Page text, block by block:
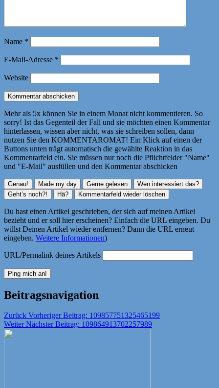
Name *
E-Mail-Adresse *
Website
Mehr als 5x können Sie in einem Monat nicht kommentieren. So
sorry! Ist das Gegenteil der Fall und sie möchten einen Kommentar
hinterlassen, wissen aber nicht, was sie schreiben sollen, dann
nutzen Sie den KOMMENTAROMAT! Ein Klick auf einen der
Buttons unten trägt automatisch die gewählte Reaktion in das
Kommentarfeld ein. Sie müssen nur noch die Pflichtfelder "Name"
und "E-Mail" ausfüllen und den Kommentar abschicken
Du hast einen Artikel geschrieben, der sich auf meinen Artikel
bezieht und er soll hier erscheinen? Einfach die URL eingeben. Du
willst Deinen Artikel wieder entfernen? Dann die URL erneut
eingeben. Weitere Informationen)
URL/Permalink deines Artikels
Beitragsnavigation
Zurück Vorheriger Beitrag: 109857751325465199
Weiter Nächster Beitrag: 109864913702257989